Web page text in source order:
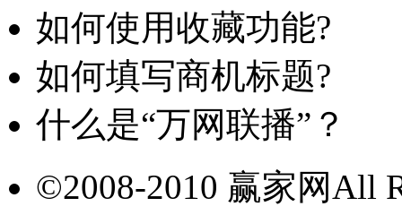
如何使用收藏功能?
如何填写商机标题?
什么是“万网联播”？
©2008-2010 赢家网All